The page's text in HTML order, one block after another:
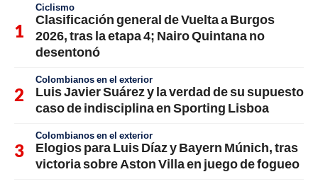
Ciclismo
Clasificación general de Vuelta a Burgos
2026, tras la etapa 4; Nairo Quintana no
desentonó
Colombianos en el exterior
Luis Javier Suárez y la verdad de su supuesto
caso de indisciplina en Sporting Lisboa
Colombianos en el exterior
Elogios para Luis Díaz y Bayern Múnich, tras
victoria sobre Aston Villa en juego de fogueo